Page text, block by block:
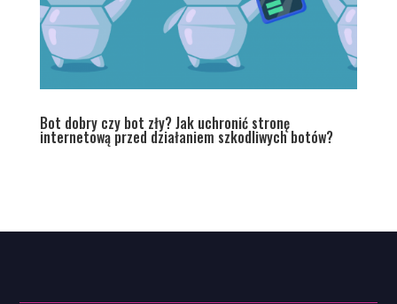
Bot dobry czy bot zły? Jak uchronić stronę
internetową przed działaniem szkodliwych botów?